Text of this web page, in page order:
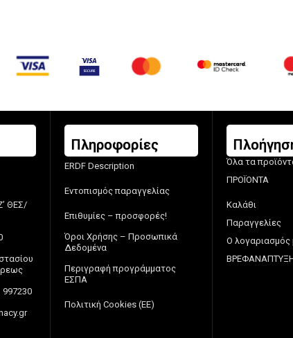
ΘΕΣ/
997230
Πληροφορίες
ERDF Description
Εντοπισμός παραγγελίας
Επιθυμίες – προσφορές!
Όροι Χρήσης – Προσωπικά
Δεδομένα
Περιγραφή προγράμματος
ΕΣΠΑ
Πολιτική Cookies (ΕΕ)
Όλα τα
ΠΡΟΪΟΝΤΑ
Καλάθι
Παραγγελίες
Ο λογαριασμός